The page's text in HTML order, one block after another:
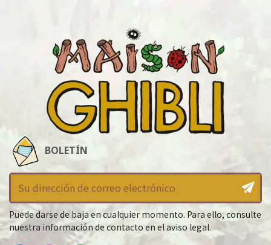
BOLETÍN
Puede darse de baja en cualquier momento. Para ello, consulte
nuestra información de contacto en el aviso legal.